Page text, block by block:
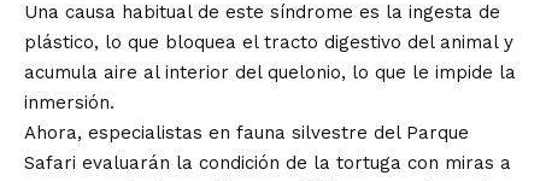
Una causa habitual de este síndrome es la ingesta de
plástico, lo que bloquea el tracto digestivo del animal y
acumula aire al interior del quelonio, lo que le impide la
inmersión.
Ahora, especialistas en fauna silvestre del Parque
Safari evaluarán la condición de la tortuga con miras a